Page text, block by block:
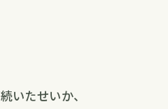
いたせいか、